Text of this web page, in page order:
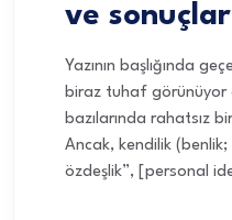
ve
Yazının başlığında
biraz tuhaf görünüyor
bazılarında rahatsız
Ancak, kendilik (benlik;
özdeşlik”, [personal